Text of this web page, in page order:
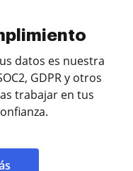
datos es nuestra
GDPR y otros
trabajar en tus